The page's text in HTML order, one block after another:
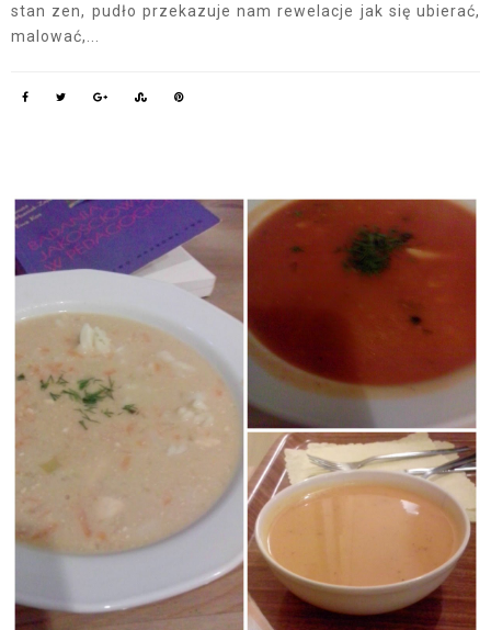
stan zen, pudło przekazuje nam rewelacje jak się ubierać,
malować,...